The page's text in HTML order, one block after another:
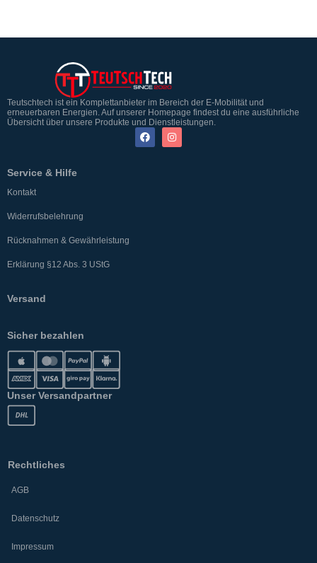
Teutschtech ist ein Komplettanbieter im Bereich der E-Mobilität und
erneuerbaren Energien. Auf unserer Homepage findest du eine ausführliche
Übersicht über unsere Produkte und Dienstleistungen.
Service & Hilfe
Kontakt
Widerrufsbelehrung
Rücknahmen & Gewährleistung
Erklärung §12 Abs. 3 UStG
Versand
Sicher bezahlen
Unser Versandpartner
Rechtliches
AGB
Datenschutz
Impressum